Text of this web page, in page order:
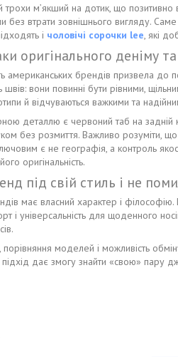
трохи м’якший на дотик, що
без втрати зовнішнього вигляду.
і чоловічі сорочки lee, які
оригінального деніму
американських брендів призвела до
швів: вони повинні бути рівними,
й відчуваються важкими та
деталлю є червоний таб на задній
без розмиття. Важливо розуміти,
є не географія, а контроль
оригінальність.
під свій стиль і не
має власний характер і філософію.
і універсальність для щоденного
моделей і можливість
дає змогу знайти «свою» пару